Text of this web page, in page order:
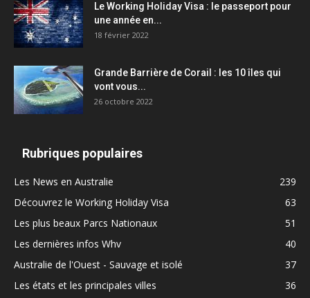
Le Working Holiday Visa : le passeport pour
une année en...
18 février 2022
Grande Barrière de Corail : les 10 îles qui
vont vous...
26 octobre 2022
Rubriques populaires
Les News en Australie
239
Découvrez le Working Holiday Visa
63
Les plus beaux Parcs Nationaux
51
Les dernières infos Whv
40
Australie de l'Ouest - Sauvage et isolé
37
Les états et les principales villes
36